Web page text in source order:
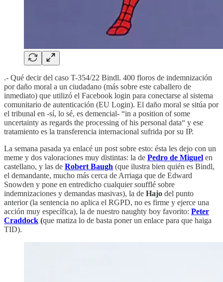
.- Qué decir del caso T-354/22 Bindl. 400 floros de indemnización
por daño moral a un ciudadano (más sobre este caballero de
inmediato) que utilizó el Facebook login para conectarse al sistema
comunitario de autenticación (EU Login). El daño moral se sitúa por
el tribunal en -sí, lo sé, es demencial- “in a position of some
uncertainty as regards the processing of his personal data“ y ese
tratamiento es la transferencia internacional sufrida por su IP.
La semana pasada ya enlacé un post sobre esto: ésta les dejo con un
meme y dos valoraciones muy distintas: la de Pedro de Miguel en
castellano, y las de Robert Baugh (que ilustra bien quién es Bindl,
el demandante, mucho más cerca de Arriaga que de Edward
Snowden y pone en entredicho cualquier soufflé sobre
indemnizaciones y demandas masivas), la de Hajo del punto
anterior (la sentencia no aplica el RGPD, no es firme y ejerce una
acción muy específica), la de nuestro naughty boy favorito: Peter
Craddock (que matiza lo de basta poner un enlace para que haiga
TID).